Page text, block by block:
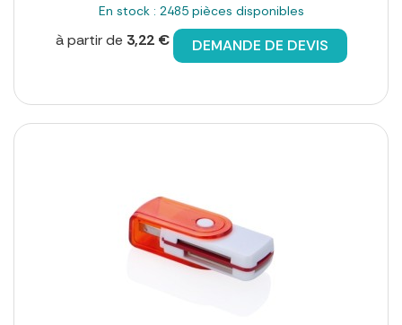
En stock : 2485 pièces disponibles
à partir de 3,22 € DEMANDE DE DEVIS